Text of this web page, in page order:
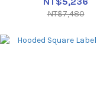
NT$7,480